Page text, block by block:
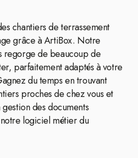
chantiers de terrassement
grâce à ArtiBox. Notre
regorge de beaucoup de
parfaitement adaptés à votre
du temps en trouvant
proches de chez vous et
des documents
logiciel métier du